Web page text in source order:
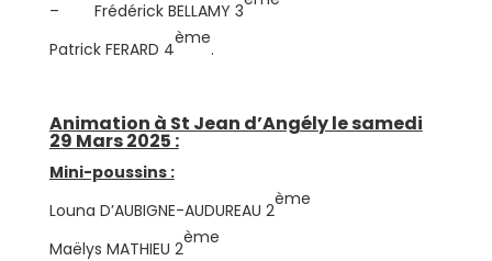
– Frédérick BELLAMY 3
Patrick FERARD 4
ème
.
Animation à St Jean d’Angély le samedi
29 Mars 2025 :
Mini-poussins :
Louna D’AUBIGNE-AUDUREAU 2
ème
Maëlys MATHIEU 2
ème